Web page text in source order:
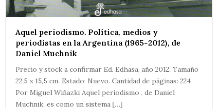
Aquel periodismo. Política, medios y
periodistas en la Argentina (1965-2012), de
Daniel Muchnik
Precio y stock a confirmar Ed. Edhasa, año 2012. Tamaño
22,5 x 15,5 cm. Estado: Nuevo. Cantidad de páginas: 224
Por Miguel Wiñazki Aquel periodismo , de Daniel
Muchnik, es como un sistema […]